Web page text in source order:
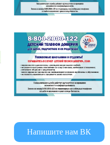
Напишите нам ВК